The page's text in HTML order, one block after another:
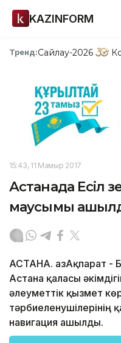
KAZINFORM
Тренд:Сайлау-2026
15:43, 11 Мамыр 2017
Астанада Есіл
маусымы
АСТАНА. ҚазАқпарат -
Астана қаласы
әлеуметтік қызмет
навигация ашылды.